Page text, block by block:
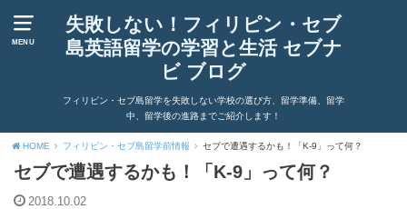
MENU
失敗しない！フィリピン・セブ
島英語留学の学習と生活 セブナ
ビ ブログ
フィリピン・セブ島留学を失敗しない学校の選び方、留学準備、留学
中、留学後の進路までご紹介します！
HOME フィリピン・セブ島留学前情報 セブで遭遇するかも！「K-9」って何？
セブで遭遇するかも！「K-9」って何？
2018.10.02